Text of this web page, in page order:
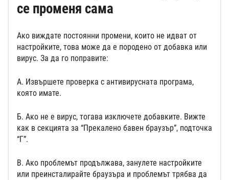
се променя сама
Ако виждате постоянни промени, които не идват от
настройките, това може да е породено от добавка или
вирус. За да го поправите:
А. Извършете проверка с антивирусната програма,
която имате.
Б. Ако не е вирус, тогава изключете добавките. Вижте
как в секцията за “Прекалено бавен браузър”, подточка
“Г”.
В. Ако проблемът продължава, занулете настройките
или преинсталирайте браузъра и проблемът трябва да